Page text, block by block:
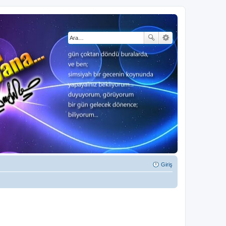
Giriş